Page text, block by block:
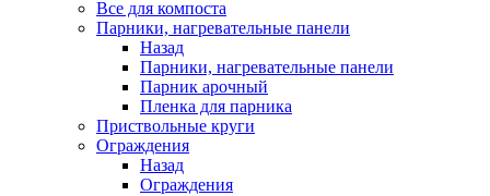
Все для компоста
Парники, нагревательные панели
Назад
Парники, нагревательные панели
Парник арочный
Пленка для парника
Приствольные круги
Ограждения
Назад
Ограждения